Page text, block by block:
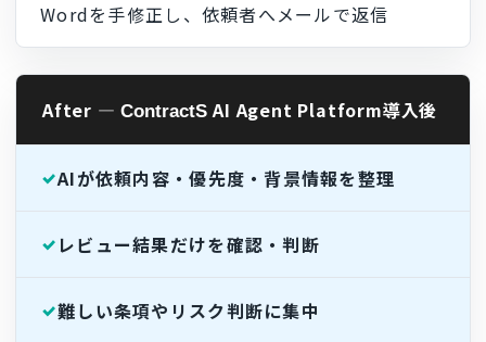
Wordを手修正し、依頼者へメールで返信
After ―ContractS AI Agent Platform導入後
AIが依頼内容・優先度・背景情報を整理
レビュー結果だけを確認・判断
難しい条項やリスク判断に集中